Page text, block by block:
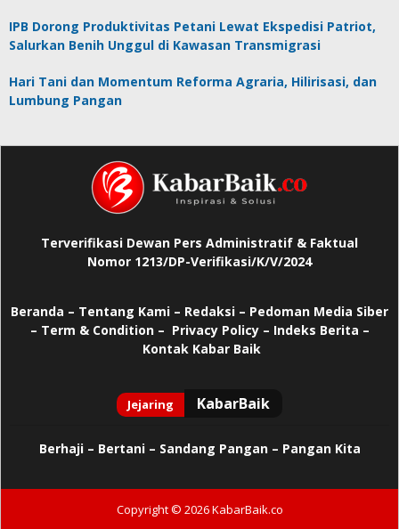
IPB Dorong Produktivitas Petani Lewat Ekspedisi Patriot,
Salurkan Benih Unggul di Kawasan Transmigrasi
Hari Tani dan Momentum Reforma Agraria, Hilirisasi, dan
Lumbung Pangan
Terverifikasi Dewan Pers Administratif & Faktual
Nomor 1213/DP-Verifikasi/K/V/2024
Beranda – Tentang Kami – Redaksi – Pedoman Media Siber
– Term & Condition – Privacy Policy– Indeks Berita –
Kontak Kabar Baik
Berhaji– Bertani – Sandang Pangan – Pangan Kita